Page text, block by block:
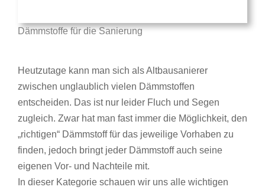
Dämmstoffe für die Sanierung
Heutzutage kann man sich als Altbausanierer
zwischen unglaublich vielen Dämmstoffen
entscheiden. Das ist nur leider Fluch und Segen
zugleich. Zwar hat man fast immer die Möglichkeit, den
„richtigen“ Dämmstoff für das jeweilige Vorhaben zu
finden, jedoch bringt jeder Dämmstoff auch seine
eigenen Vor- und Nachteile mit.
In dieser Kategorie schauen wir uns alle wichtigen